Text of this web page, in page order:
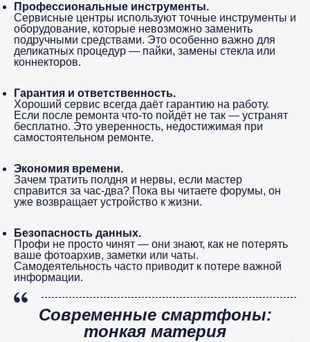
Профессиональные инструменты.
Сервисные центры используют точные инструменты и
оборудование, которые невозможно заменить
подручными средствами. Это особенно важно для
деликатных процедур — пайки, замены стекла или
коннекторов.
Гарантия и ответственность.
Хороший сервис всегда даёт гарантию на работу.
Если после ремонта что-то пойдёт не так — устранят
бесплатно. Это уверенность, недостижимая при
самостоятельном ремонте.
Экономия времени.
Зачем тратить полдня и нервы, если мастер
справится за час-два? Пока вы читаете форумы, он
уже возвращает устройство к жизни.
Безопасность данных.
Профи не просто чинят — они знают, как не потерять
ваше фотоархив, заметки или чаты.
Самодеятельность часто приводит к потере важной
информации.
Современные смартфоны:
тонкая материя